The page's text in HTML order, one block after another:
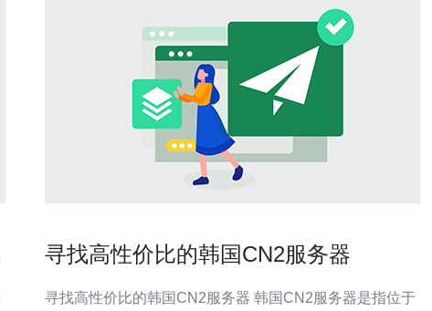
寻找高性价比的韩国CN2服务器
寻找高性价比的韩国CN2服务器 韩国CN2服务器是指位于